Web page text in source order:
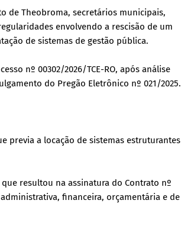
de Theobroma, secretários municipais,
envolvendo a rescisão de um
de sistemas de gestão pública.
nº 00302/2026/TCE-RO, após análise
do Pregão Eletrônico nº 021/2025.
previa a locação de sistemas estruturantes
resultou na assinatura do Contrato nº
financeira, orçamentária e de